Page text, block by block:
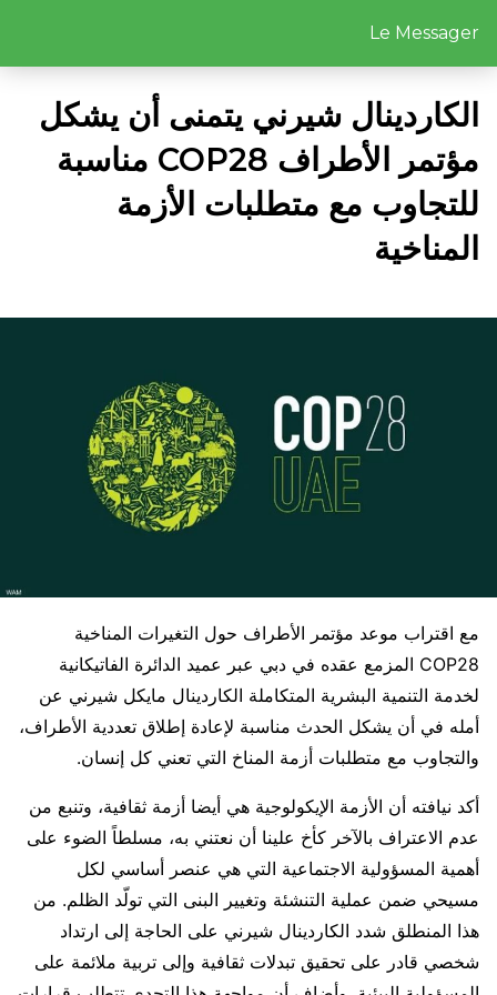
Le Messager
الكاردينال شيرني يتمنى أن يشكل
مؤتمر الأطراف COP28 مناسبة
للتجاوب مع متطلبات الأزمة
المناخية
مع اقتراب موعد مؤتمر الأطراف حول التغيرات المناخية
COP28 المزمع عقده في دبي عبر عميد الدائرة الفاتيكانية
لخدمة التنمية البشرية المتكاملة الكاردينال مايكل شيرني عن
أمله في أن يشكل الحدث مناسبة لإعادة إطلاق تعددية الأطراف،
والتجاوب مع متطلبات أزمة المناخ التي تعني كل إنسان.
أكد نيافته أن الأزمة الإيكولوجية هي أيضا أزمة ثقافية، وتنبع من
عدم الاعتراف بالآخر كأخ علينا أن نعتني به، مسلطاً الضوء على
أهمية المسؤولية الاجتماعية التي هي عنصر أساسي لكل
مسيحي ضمن عملية التنشئة وتغيير البنى التي تولّد الظلم. من
هذا المنطلق شدد الكاردينال شيرني على الحاجة إلى ارتداد
شخصي قادر على تحقيق تبدلات ثقافية وإلى تربية ملائمة على